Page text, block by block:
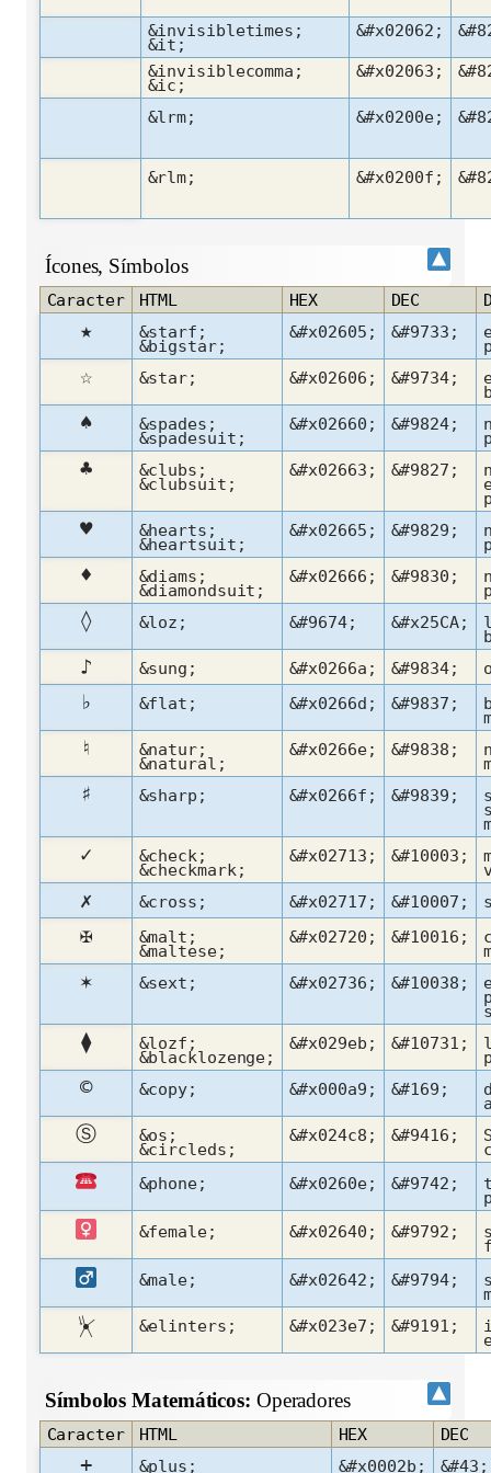
&invisibletimes;
&it;
&#x02062;
&invisiblecomma;
&ic;
&#x02063;
&lrm; &#x0200e;
&rlm; &#x0200f;
Ícones, Símbolos
Caracter HTML HEX DEC
★ &starf;
&bigstar;
&#x02605; &#9733;
☆ &star; &#x02606; &#9734;
♠ &spades;
&spadesuit;
&#x02660; &#9824;
♣ &clubs;
&clubsuit;
&#x02663; &#9827;
♥ &hearts;
&heartsuit;
&#x02665; &#9829;
♦ &diams;
&diamondsuit;
&#x02666; &#9830;
◊ &loz; &#9674; &#x25CA;
♪ &sung; &#x0266a; &#9834;
♭ &flat; &#x0266d; &#9837;
♮ &natur;
&natural;
&#x0266e; &#9838;
♯ &sharp; &#x0266f; &#9839;
✓ &check;
&checkmark;
&#x02713; &#10003;
✗ &cross; &#x02717; &#10007;
✠ &malt;
&maltese;
&#x02720; &#10016;
✶ &sext; &#x02736; &#10038;
⧫ &lozf;
&blacklozenge;
&#x029eb; &#10731;
© &copy; &#x000a9; &#169;
Ⓢ &os;
&circleds;
&#x024c8; &#9416;
&phone;
&#x0260e; &#9742;
&female;
&#x02640; &#9792;
&male;
&#x02642; &#9794;
⏧ &elinters; &#x023e7; &#9191;
Símbolos Matemáticos: Operadores
Caracter HTML HEX DEC
+ &plus; &#x0002b; &#43;